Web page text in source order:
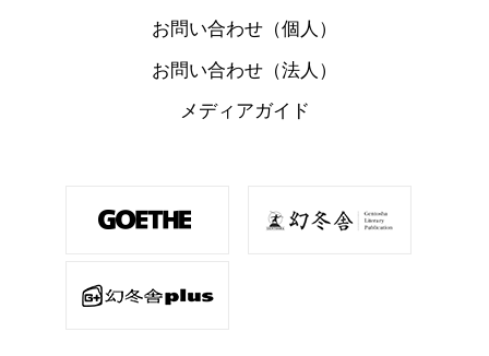
お問い合わせ（個人）
お問い合わせ（法人）
メディアガイド